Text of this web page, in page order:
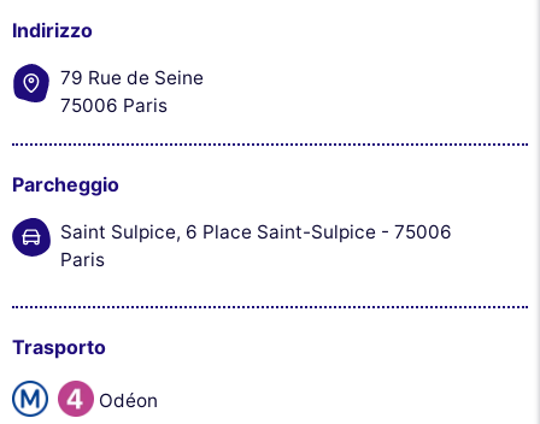
Indirizzo
79 Rue de Seine
75006 Paris
Parcheggio
Saint Sulpice, 6 Place Saint-Sulpice - 75006
Paris
Trasporto
Odéon